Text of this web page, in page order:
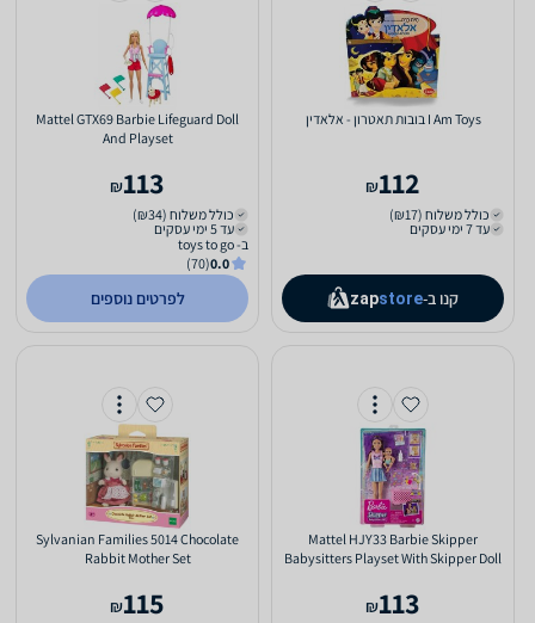
I Am Toys בובות תאטרון - אלאדין
112
₪
כולל משלוח (₪17)
עד 7 ימי עסקים
קנו ב- zapstore
Mattel GTX69 Barbie Lifeguard Doll
And Playset
113
₪
כולל משלוח (₪34)
עד 5 ימי עסקים
ב- toys to go
0.0
(70)
לפרטים נוספים
Mattel HJY33 Barbie Skipper
Babysitters Playset With Skipper Doll
113
₪
Sylvanian Families 5014 Chocolate
Rabbit Mother Set
115
₪